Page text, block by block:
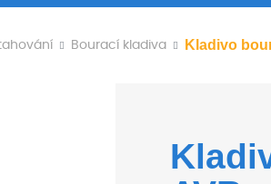
Bourací kladiva Kladivo